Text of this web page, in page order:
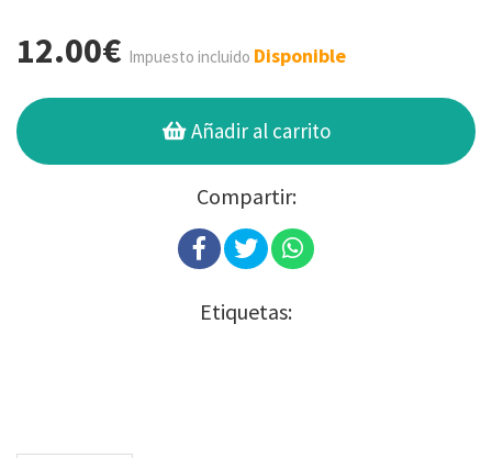
12.00€ Impuesto incluido Disponible
Añadir al carrito
Compartir:
Etiquetas: